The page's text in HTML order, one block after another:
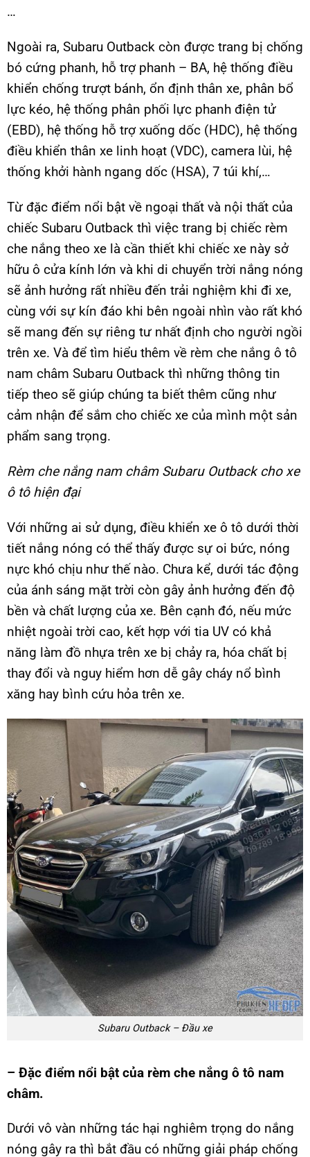
…
Ngoài ra, Subaru Outback còn được trang bị chống
bó cứng phanh, hỗ trợ phanh – BA, hệ thống điều
khiển chống trượt bánh, ổn định thân xe, phân bổ
lực kéo, hệ thống phân phối lực phanh điện tử
(EBD), hệ thống hỗ trợ xuống dốc (HDC), hệ thống
điều khiển thân xe linh hoạt (VDC), camera lùi, hệ
thống khởi hành ngang dốc (HSA), 7 túi khí,…
Từ đặc điểm nổi bật về ngoại thất và nội thất của
chiếc Subaru Outback thì việc trang bị chiếc rèm
che nắng theo xe là cần thiết khi chiếc xe này sở
hữu ô cửa kính lớn và khi di chuyển trời nắng nóng
sẽ ảnh hưởng rất nhiều đến trải nghiệm khi đi xe,
cùng với sự kín đáo khi bên ngoài nhìn vào rất khó
sẽ mang đến sự riêng tư nhất định cho người ngồi
trên xe. Và để tìm hiểu thêm về rèm che nắng ô tô
nam châm Subaru Outback thì những thông tin
tiếp theo sẽ giúp chúng ta biết thêm cũng như
cảm nhận để sắm cho chiếc xe của mình một sản
phẩm sang trọng.
Rèm che nắng nam châmSubaru Outback cho xe
ô tô hiện đại
Với những ai sử dụng, điều khiển xe ô tô dưới thời
tiết nắng nóng có thể thấy được sự oi bức, nóng
nực khó chịu như thế nào. Chưa kể, dưới tác động
của ánh sáng mặt trời còn gây ảnh hưởng đến độ
bền và chất lượng của xe. Bên cạnh đó, nếu mức
nhiệt ngoài trời cao, kết hợp với tia UV có khả
năng làm đồ nhựa trên xe bị chảy ra, hóa chất bị
thay đổi và nguy hiểm hơn dễ gây cháy nổ bình
xăng hay bình cứu hỏa trên xe.
Subaru Outback – Đầu xe
– Đặc điểm nổi bật của rèm che nắng ô tô nam
châm.
Dưới vô vàn những tác hại nghiêm trọng do nắng
nóng gây ra thì bắt đầu có những giải pháp chống